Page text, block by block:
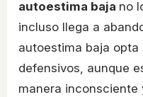
autoestima baja no
incluso llega a
autoestima baja opta
defensivos, aunque
manera inconsciente